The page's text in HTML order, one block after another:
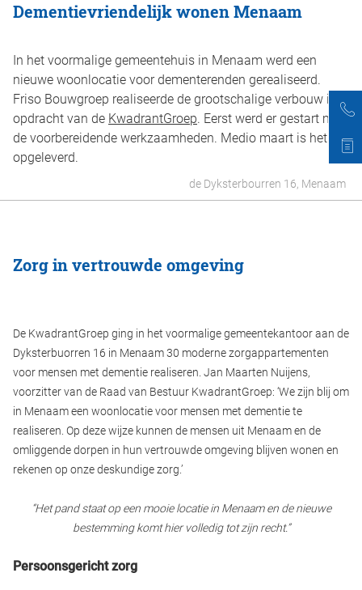
Dementievriendelijk wonen Menaam
In het voormalige gemeentehuis in Menaam werd een
nieuwe woonlocatie voor dementerenden gerealiseerd.
Friso Bouwgroep realiseerde de grootschalige verbouw in
opdracht van de KwadrantGroep. Eerst werd er gestart met
de voorbereidende werkzaamheden. Medio maart is het
opgeleverd.
de Dyksterbourren 16, Menaam
Zorg in vertrouwde omgeving
De KwadrantGroep ging in het voormalige gemeentekantoor aan de
Dyksterbuorren 16 in Menaam 30 moderne zorgappartementen
voor mensen met dementie realiseren. Jan Maarten Nuijens,
voorzitter van de Raad van Bestuur KwadrantGroep: ‘We zijn blij om
in Menaam een woonlocatie voor mensen met dementie te
realiseren. Op deze wijze kunnen de mensen uit Menaam en de
omliggende dorpen in hun vertrouwde omgeving blijven wonen en
rekenen op onze deskundige zorg.’
“Het pand staat op een mooie locatie in Menaam en de nieuwe
bestemming komt hier volledig tot zijn recht.”
Persoonsgericht zorg